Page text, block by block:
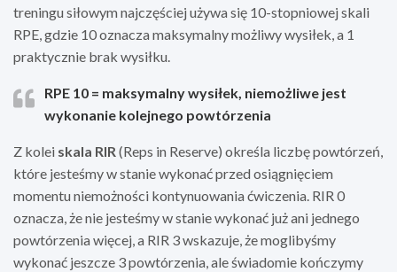
treningu siłowym najczęściej używa się 10-stopniowej skali
RPE, gdzie 10 oznacza maksymalny możliwy wysiłek, a 1
praktycznie brak wysiłku.
RPE 10 = maksymalny wysiłek, niemożliwe jest
wykonanie kolejnego powtórzenia
Z kolei skala RIR (Reps in Reserve) określa liczbę powtórzeń,
które jesteśmy w stanie wykonać przed osiągnięciem
momentu niemożności kontynuowania ćwiczenia. RIR 0
oznacza, że nie jesteśmy w stanie wykonać już ani jednego
powtórzenia więcej, a RIR 3 wskazuje, że moglibyśmy
wykonać jeszcze 3 powtórzenia, ale świadomie kończymy